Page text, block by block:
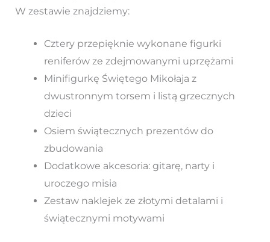
W zestawie znajdziemy:
Cztery przepięknie wykonane figurki
reniferów ze zdejmowanymi uprzężami
Minifigurkę Świętego Mikołaja z
dwustronnym torsem i listą grzecznych
dzieci
Osiem świątecznych prezentów do
zbudowania
Dodatkowe akcesoria: gitarę, narty i
uroczego misia
Zestaw naklejek ze złotymi detalami i
świątecznymi motywami